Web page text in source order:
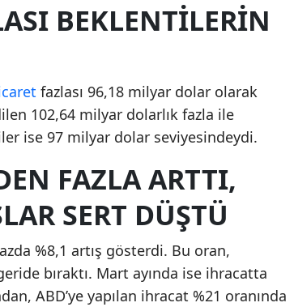
BEKLENTILERIN
fazlası 96,18 milyar dolar olarak
102,64 milyar dolarlık fazla ile
ise 97 milyar dolar seviyesindeydi.
FAZLA ARTTI,
SERT DÜŞTÜ
%8,1 artış gösterdi. Bu oran,
bıraktı. Mart ayında ise ihracatta
ABD’ye yapılan ihracat %21 oranında